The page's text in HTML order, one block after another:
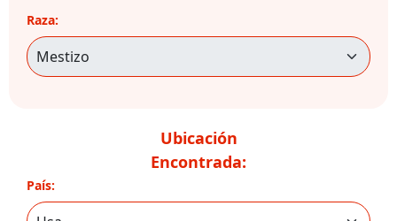
Raza:
Ubicación
Encontrada:
País: